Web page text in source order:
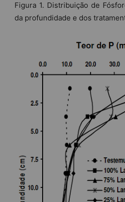
Figura 1. Distribuição de
da profundidade e dos